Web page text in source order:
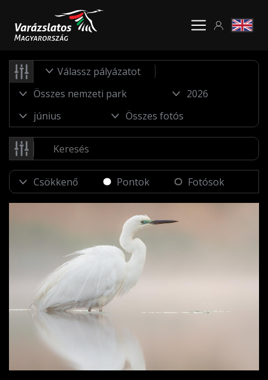
Válassz pályázatot
Pontok Fotósok